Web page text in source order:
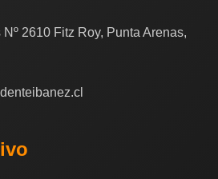
2610 Fitz Roy, Punta Arenas,